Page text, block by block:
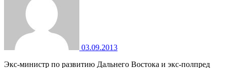
03.09.2013
Экс-министр по развитию Дальнего Востока и экс-полпред